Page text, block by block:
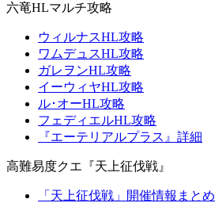
六竜HLマルチ攻略
ウィルナスHL攻略
ワムデュスHL攻略
ガレヲンHL攻略
イーウィヤHL攻略
ル･オーHL攻略
フェディエルHL攻略
『エーテリアルプラス』詳細
高難易度クエ『天上征伐戦』
「天上征伐戦」開催情報まとめ